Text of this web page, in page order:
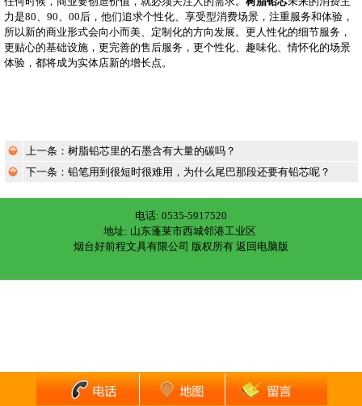
力是80、90、00后，他们追求个性化、享受型消费场景，注重服务和体验，
所以新的商业形式会向小而美、定制化的方向发展。更人性化的细节服务，
更贴心的基础设施，更完善的售后服务，更个性化、趣味化、情怀化的场景
体验，都将成为实体店新的增长点。
上一条： 树脂铅芯里的石墨含有大量的碳吗？
下一条： 铅笔用到很短时很难用，为什么尾巴那段还要有铅芯呢？
电话: 0535-5917520
地址: 山东蓬莱市西城邻港工业区
烟台好前程文具有限公司 版权所有 返回电脑版